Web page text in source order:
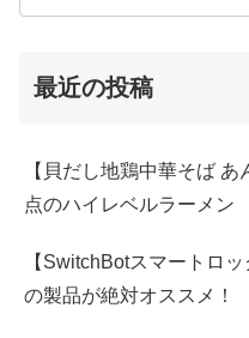
最近の投稿
【貝だし地鶏中華そば
点のハイレベルラーメン
【SwitchBotスマートロ
の製品が絶対オススメ！